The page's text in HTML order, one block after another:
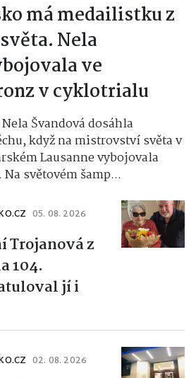
má medailistku z
Nela
ve
v cyklotrialu
Švandová dosáhla
když na mistrovství světa v
Lausanne vybojovala
světovém šamp...
05. 08. 2026
Trojanová z
104.
jí i
02. 08. 2026